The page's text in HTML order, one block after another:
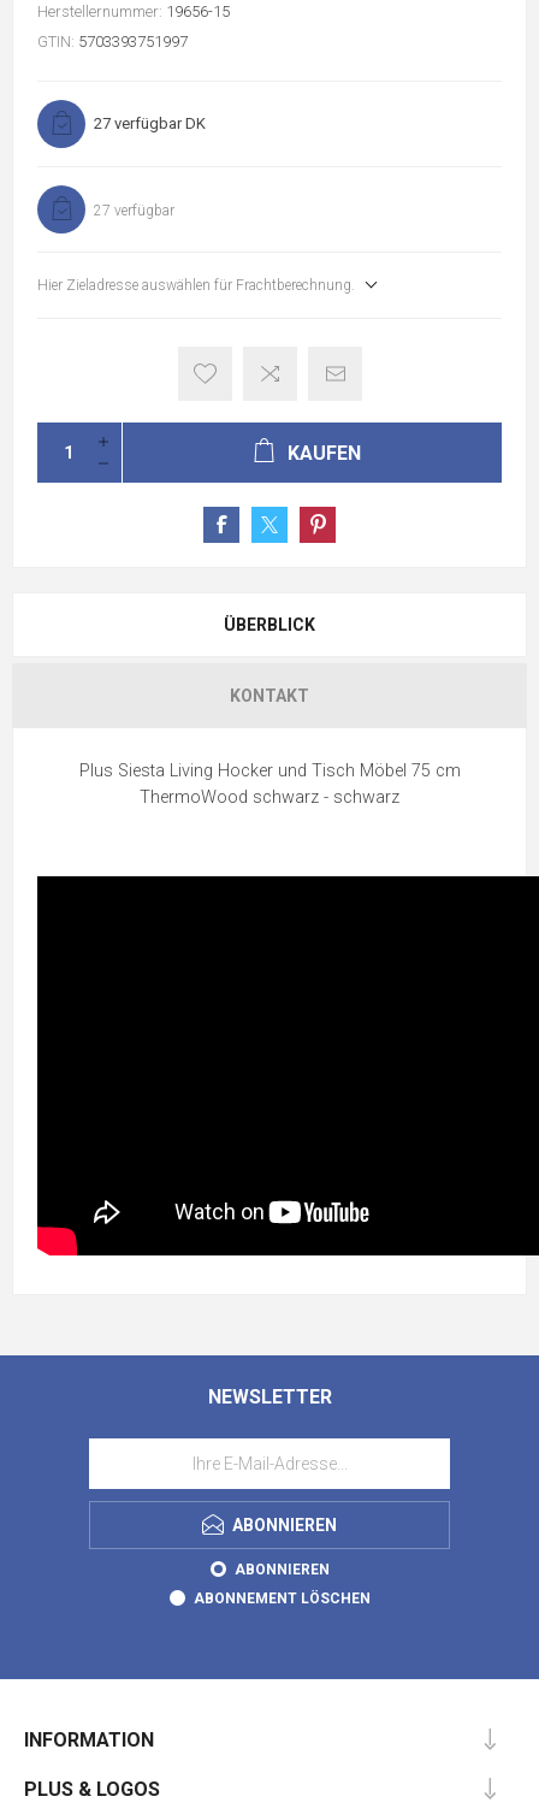
Herstellernummer: 19656-15
GTIN: 5703393751997
27 verfügbar DK
27 verfügbar
Hier Zieladresse auswählen für Frachtberechnung.
KAUFEN
ÜBERBLICK
KONTAKT
Plus Siesta Living Hocker und Tisch Möbel 75 cm
ThermoWood schwarz - schwarz
NEWSLETTER
ABONNIEREN
ABONNIEREN
ABONNEMENT LÖSCHEN
INFORMATION
PLUS & LOGOS